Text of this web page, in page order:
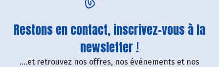
Restons en contact, inscrivez-vous à la
newsletter !
....et retrouvez nos offres, nos événements et nos